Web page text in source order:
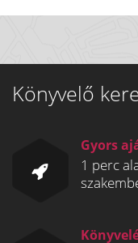
Könyvelő
Gyors
1 perc